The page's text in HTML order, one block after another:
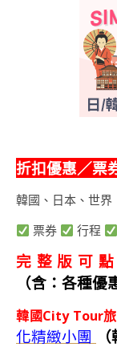
折扣優惠／票
韓國、日本、世界
票券
行程
完整版可
（含：各種優
韓國City Tour
化精緻小團